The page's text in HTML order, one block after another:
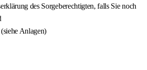
des Sorgeberechtigten, falls Sie noch
Anlagen)